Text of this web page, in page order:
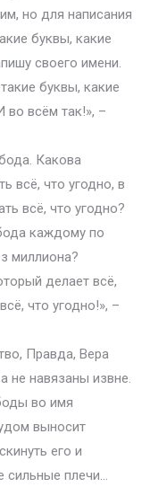
но для написания
буквы, какие
своего имени.
буквы, какие
во всём так!», –
Какова
всё, что угодно, в
всё, что угодно?
каждому по
миллиона?
делает всё,
что угодно!», –
Правда, Вера
не навязаны извне.
во имя
выносит
его и
сильные плечи…